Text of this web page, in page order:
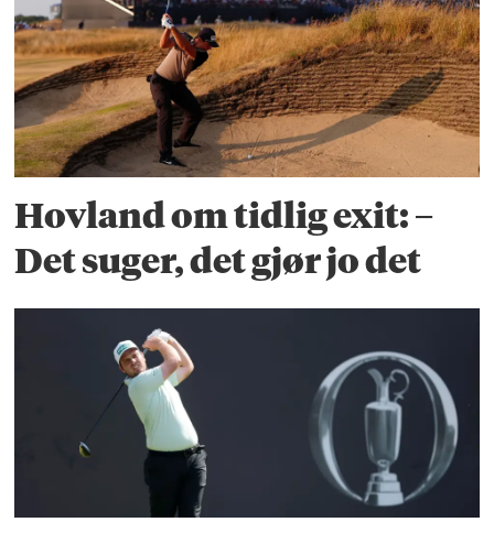
Hovland om tidlig exit: –
Det suger, det gjør jo det